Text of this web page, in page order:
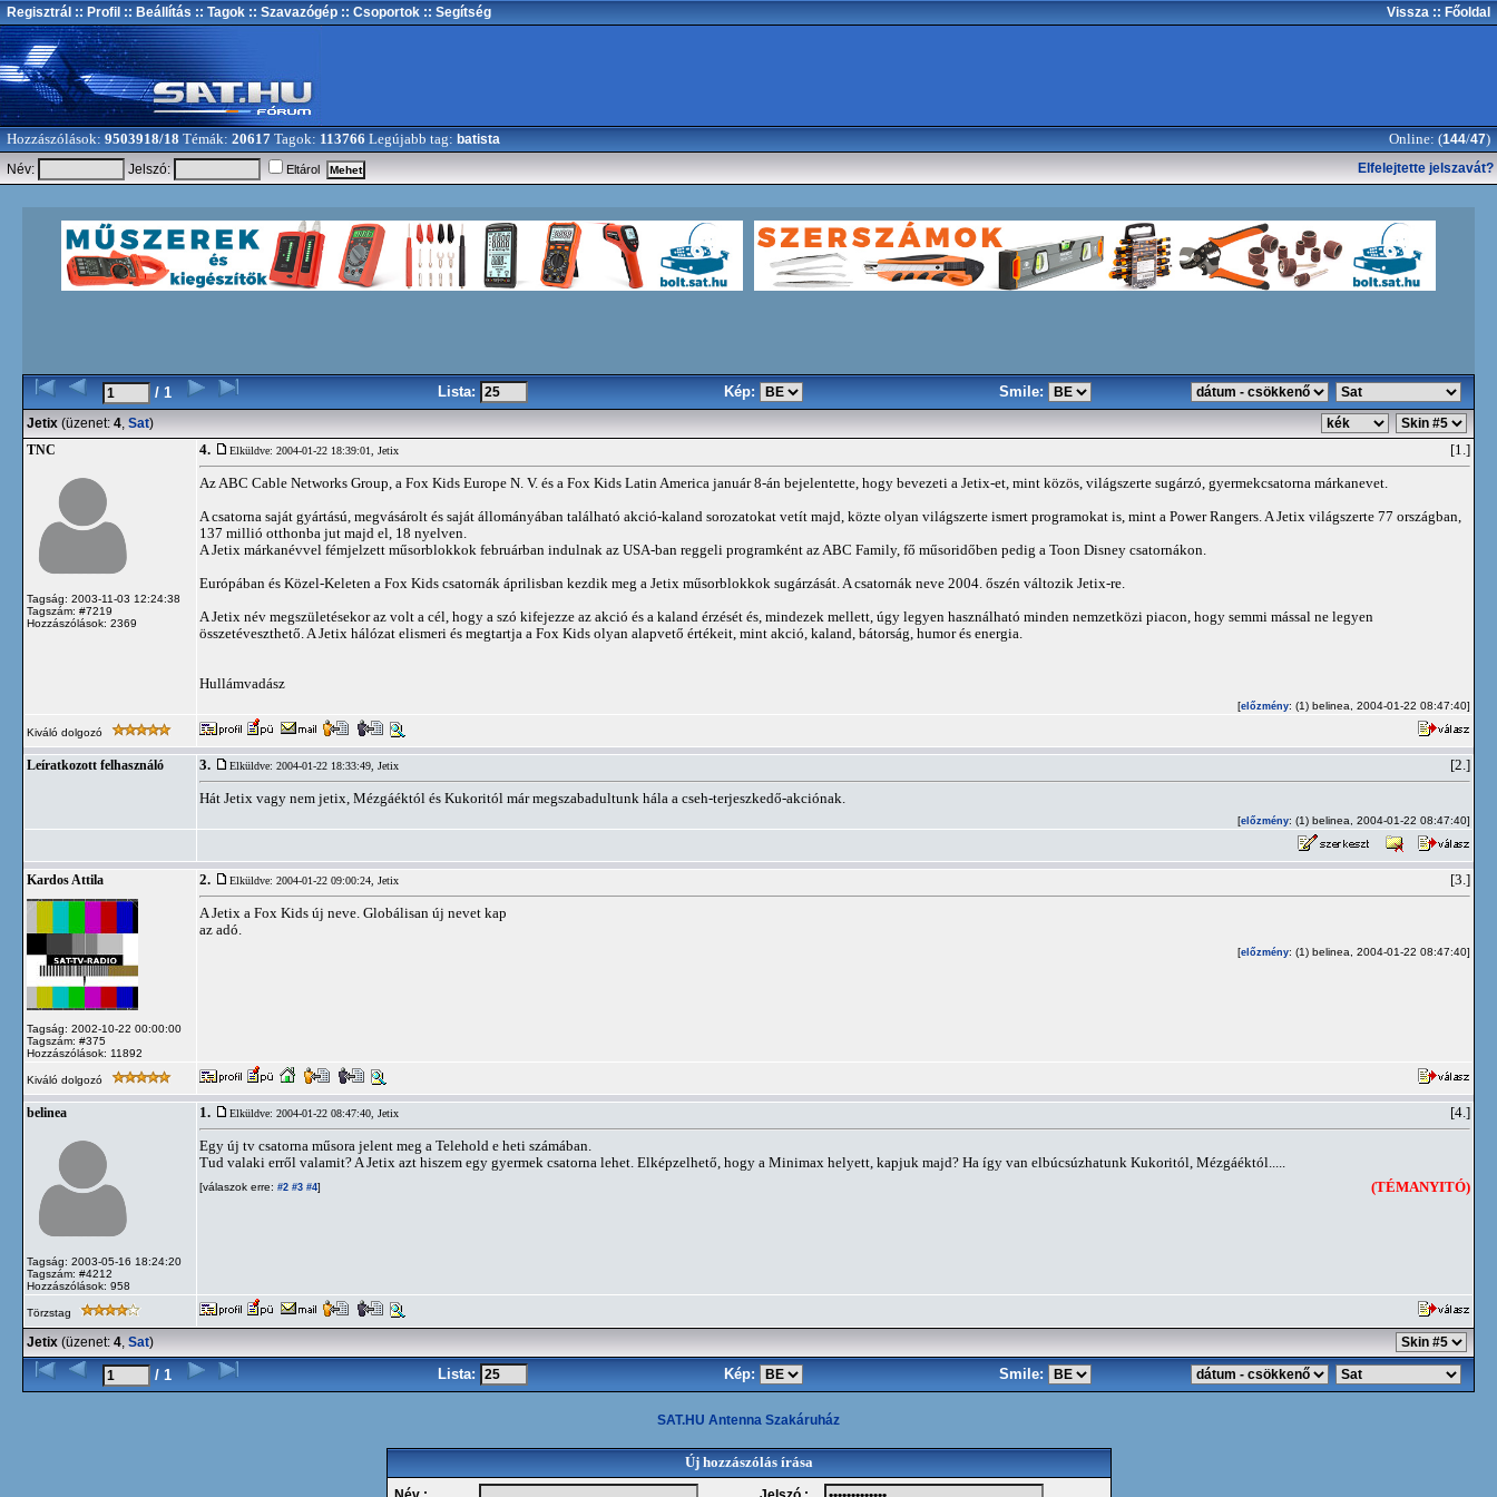
Regisztrál :: Profil :: Beállítás :: Tagok :: Szavazógép :: Csoportok :: Segítség Vissza :: Főoldal
Hozzászólások: 9503918/18 Témák: 20617 Tagok: 113766 Legújabb tag: batista Online: (144/47)
Név: Jelszó: Eltárol Elfelejtette jelszavát?
/ 1 Lista: Kép: Smile:
Jetix (üzenet: 4, Sat)
TNC
Tagság: 2003-11-03 12:24:38
Tagszám: #7219
Hozzászólások: 2369
4. Elküldve: 2004-01-22 18:39:01, Jetix [1.]
Az ABC Cable Networks Group, a Fox Kids Europe N. V. és a Fox Kids Latin America január 8-án bejelentette, hogy bevezeti a Jetix-et, mint közös, világszerte sugárzó, gyermekcsatorna márkanevet.
A csatorna saját gyártású, megvásárolt és saját állományában található akció-kaland sorozatokat vetít majd, közte olyan világszerte ismert programokat is, mint a Power Rangers. A Jetix világszerte 77 országban,
137 millió otthonba jut majd el, 18 nyelven.
A Jetix márkanévvel fémjelzett műsorblokkok februárban indulnak az USA-ban reggeli programként az ABC Family, fő műsoridőben pedig a Toon Disney csatornákon.
Európában és Közel-Keleten a Fox Kids csatornák áprilisban kezdik meg a Jetix műsorblokkok sugárzását. A csatornák neve 2004. őszén változik Jetix-re.
A Jetix név megszületésekor az volt a cél, hogy a szó kifejezze az akció és a kaland érzését és, mindezek mellett, úgy legyen használható minden nemzetközi piacon, hogy semmi mással ne legyen
összetéveszthető. A Jetix hálózat elismeri és megtartja a Fox Kids olyan alapvető értékeit, mint akció, kaland, bátorság, humor és energia.
Hullámvadász
[előzmény: (1) belinea, 2004-01-22 08:47:40]
Kiváló dolgozó
Leíratkozott felhasználó 3. Elküldve: 2004-01-22 18:33:49, Jetix [2.]
Hát Jetix vagy nem jetix, Mézgáéktól és Kukoritól már megszabadultunk hála a cseh-terjeszkedő-akciónak.
[előzmény: (1) belinea, 2004-01-22 08:47:40]
Kardos Attila
Tagság: 2002-10-22 00:00:00
Tagszám: #375
Hozzászólások: 11892
2. Elküldve: 2004-01-22 09:00:24, Jetix [3.]
A Jetix a Fox Kids új neve. Globálisan új nevet kap
az adó.
[előzmény: (1) belinea, 2004-01-22 08:47:40]
Kiváló dolgozó
belinea
Tagság: 2003-05-16 18:24:20
Tagszám: #4212
Hozzászólások: 958
1. Elküldve: 2004-01-22 08:47:40, Jetix [4.]
Egy új tv csatorna műsora jelent meg a Telehold e heti számában.
Tud valaki erről valamit? A Jetix azt hiszem egy gyermek csatorna lehet. Elképzelhető, hogy a Minimax helyett, kapjuk majd? Ha így van elbúcsúzhatunk Kukoritól, Mézgáéktól.....
[válaszok erre: #2 #3 #4] (TÉMANYITÓ)
Törzstag
Jetix (üzenet: 4, Sat)
/ 1 Lista: Kép: Smile:
SAT.HU Antenna Szakáruház
Új hozzászólás írása